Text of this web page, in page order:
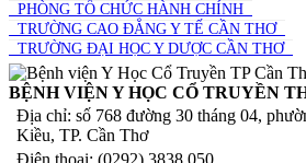
PHÒNG TỔ CHỨC HÀNH CHÍNH
TRƯỜNG CAO ĐẲNG Y TẾ CẦN THƠ
TRƯỜNG ĐẠI HỌC Y DƯỢC CẦN THƠ
BỆNH VIỆN Y HỌC CỔ TRUYỀN
Địa chỉ: số 768 đường 30 tháng 04,
Kiều, TP. Cần Thơ
Điện thoại: (0292) 3838 050